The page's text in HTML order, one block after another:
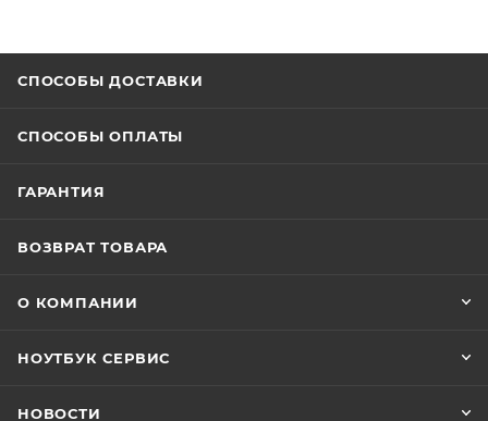
СПОСОБЫ ДОСТАВКИ
СПОСОБЫ ОПЛАТЫ
ГАРАНТИЯ
ВОЗВРАТ ТОВАРА
О КОМПАНИИ
НОУТБУК СЕРВИС
НОВОСТИ